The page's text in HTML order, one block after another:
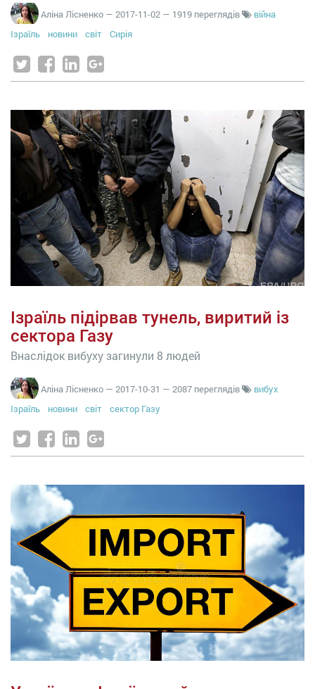
Аліна Лісненко — 2017-11-02 — 1919 переглядів
війна
Ізраїль
новини світ Сирія
Ізраїль підірвав тунель, виритий із
сектора Газу
Внаслідок вибуху загинули 8 людей
Аліна Лісненко — 2017-10-31 — 2087 переглядів
вибух
Ізраїль
новини світ сектор Газу